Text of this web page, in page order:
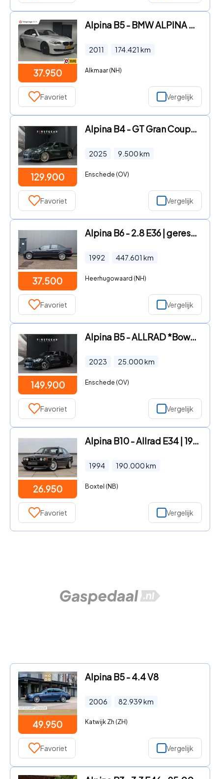
37.950
Alpina B5 - BMW ALPINA BITURBO // SUPER NETTE AUTO // FULL OPTION'S // C
2011 174.421 km
Alkmaar (NH)
Favoriet Vergelijk
129.900
Alpina B4 - GT Gran Coupe *Nr. 50 / Brewster Green / Schuif-/kanteldak /
2025 9.500km
Enschede (OV)
Favoriet Vergelijk
37.500
Alpina B6 - 2.8 E36 | gerestaureerd
1992 447.601 km
Heerhugowaard (NH)
Favoriet Vergelijk
149.900
Alpina B5 - ALLRAD *Bowers & Wilkins / Stoelventilatie + Massage / Schui
2023 25.000km
Enschede (OV)
Favoriet Vergelijk
26.950
Alpina B10 - Allrad E34 | 190.000KM | 003/064 | Sunroof | Leather Seats
1994 190.000km
Boxtel (NB)
Favoriet Vergelijk
49.950
Alpina B5 - 4.4 V8
2006 82.939km
Katwijk Zh (ZH)
Favoriet Vergelijk